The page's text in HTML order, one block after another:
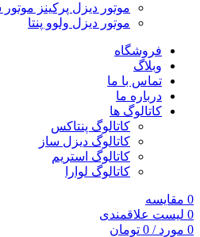
موتور دیزل پرکینز موتور
موتور دیزل ولوو پنتا
فروشگاه
وبلاگ
تماس با ما
درباره ما
کاتالوگ ها
کاتالوگ پنتاکس
کاتالوگ دیزل ساز
کاتالوگ استریم
کاتالوگ لوارا
0 مقایسه
0 لیست علاقمندی
0 مورد /
0 تومان